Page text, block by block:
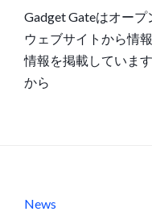
Gadget Gateはオープ
ウェブサイトから情
情報を掲載していま
から
News